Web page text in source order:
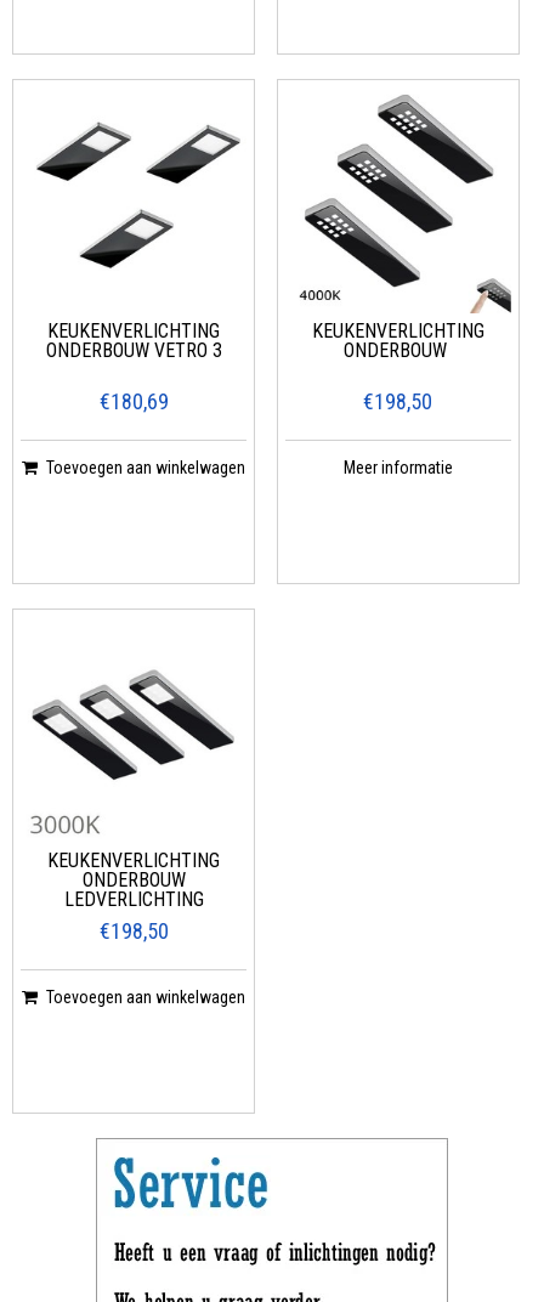
KEUKENVERLICHTING
ONDERBOUW VETRO 3
€180,69
Toevoegen aan winkelwagen
KEUKENVERLICHTING
ONDERBOUW
€198,50
Meer informatie
KEUKENVERLICHTING
ONDERBOUW
LEDVERLICHTING
€198,50
Toevoegen aan winkelwagen